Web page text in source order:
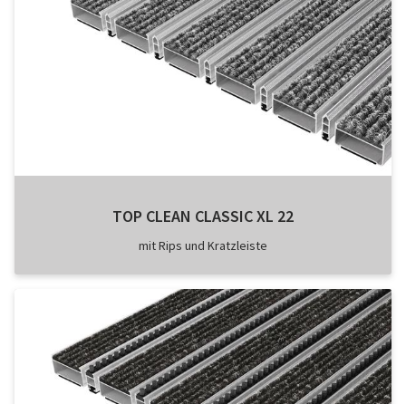
TOP CLEAN CLASSIC XL 22
mit Rips und Kratzleiste